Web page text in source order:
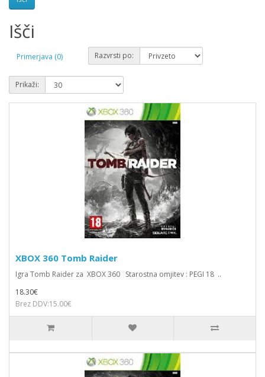
Išči
Primerjava (0) Razvrsti po:
Prikaži:
XBOX 360 Tomb Raider
Igra Tomb Raider za XBOX 360 Starostna omjitev : PEGI 18 ..
18.30€
Brez DDV:15.00€